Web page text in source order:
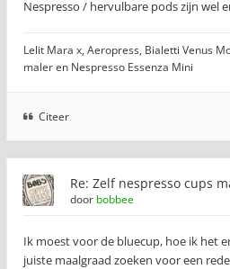
Nespresso / hervulbare pods zijn wel
Lelit Mara x, Aeropress, Bialetti Venus
maler en Nespresso Essenza Mini
Citeer
Re: Zelf nespresso cups
door bobbee
Ik moest voor de bluecup, hoe ik het
juiste maalgraad zoeken voor een